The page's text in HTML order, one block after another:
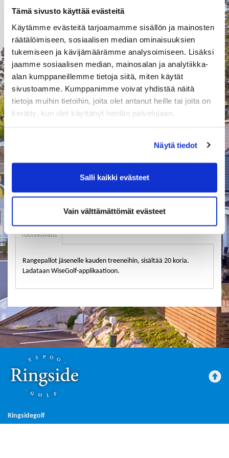
Tämä sivusto käyttää evästeitä
Käytämme evästeitä tarjoamamme sisällön ja mainosten
räätälöimiseen, sosiaalisen median ominaisuuksien
tukemiseen ja kävijämäärämme analysoimiseen. Lisäksi
jaamme sosiaalisen median, mainosalan ja analytiikka-
alan kumppaneillemme tietoja siitä, miten käytät
sivustoamme. Kumppanimme voivat yhdistää näitä
tietoja muihin tietoihin, joita olet antanut heille tai joita on
kerätty, kun olet käyttänyt heidän palvelujaan.
Näytä tiedot
Salli kaikki evästeet
Vain välttämättömät evästeet
Rangepallot 20 koria
Lisää ostoskoriin
Tuotekuvaus
Rangepallot jäsenelle kauden treeneihin, sisältää 20 koria.
Ladataan WiseGolf-applikaatioon.
Ringsidegolf